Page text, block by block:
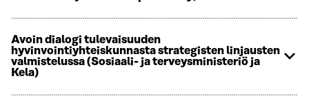
Avoin dialogi tulevaisuuden
hyvinvointiyhteiskunnasta strategisten linjausten
valmistelussa (Sosiaali- ja terveysministeriö ja
Kela)